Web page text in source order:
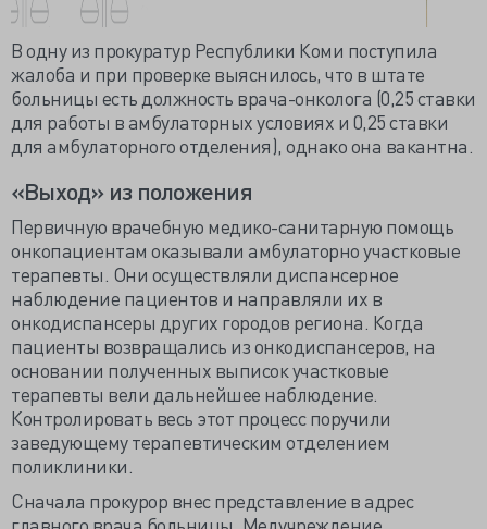
В одну из прокуратур Республики Коми поступила
жалоба и при проверке выяснилось, что в штате
больницы есть должность врача-онколога (0,25 ставки
для работы в амбулаторных условиях и 0,25 ставки
для амбулаторного отделения), однако она вакантна.
«Выход» из положения
Первичную врачебную медико-санитарную помощь
онкопациентам оказывали амбулаторно участковые
терапевты. Они осуществляли диспансерное
наблюдение пациентов и направляли их в
онкодиспансеры других городов региона. Когда
пациенты возвращались из онкодиспансеров, на
основании полученных выписок участковые
терапевты вели дальнейшее наблюдение.
Контролировать весь этот процесс поручили
заведующему терапевтическим отделением
поликлиники.
Сначала прокурор внес представление в адрес